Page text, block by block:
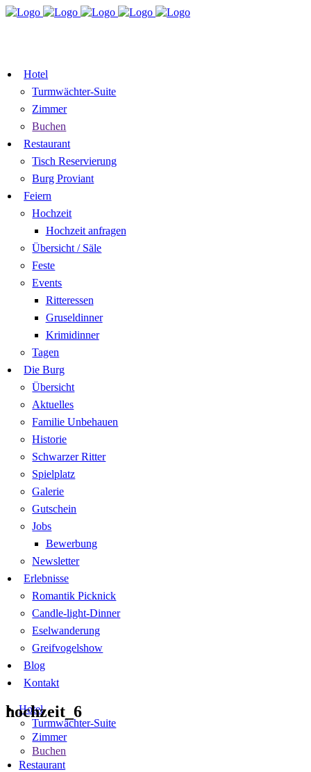
Hotel
Turmwächter-Suite
Zimmer
Buchen
Restaurant
Tisch Reservierung
Burg Proviant
Feiern
Hochzeit
Hochzeit anfragen
Übersicht / Säle
Feste
Events
Ritteressen
Gruseldinner
Krimidinner
Tagen
Die Burg
Übersicht
Aktuelles
Familie Unbehauen
Historie
Schwarzer Ritter
Spielplatz
Galerie
Gutschein
Jobs
Bewerbung
Newsletter
Erlebnisse
Romantik Picknick
Candle-light-Dinner
Eselwanderung
Greifvogelshow
Blog
Kontakt
Hotel
Turmwächter-Suite
Zimmer
Buchen
Restaurant
hochzeit_6